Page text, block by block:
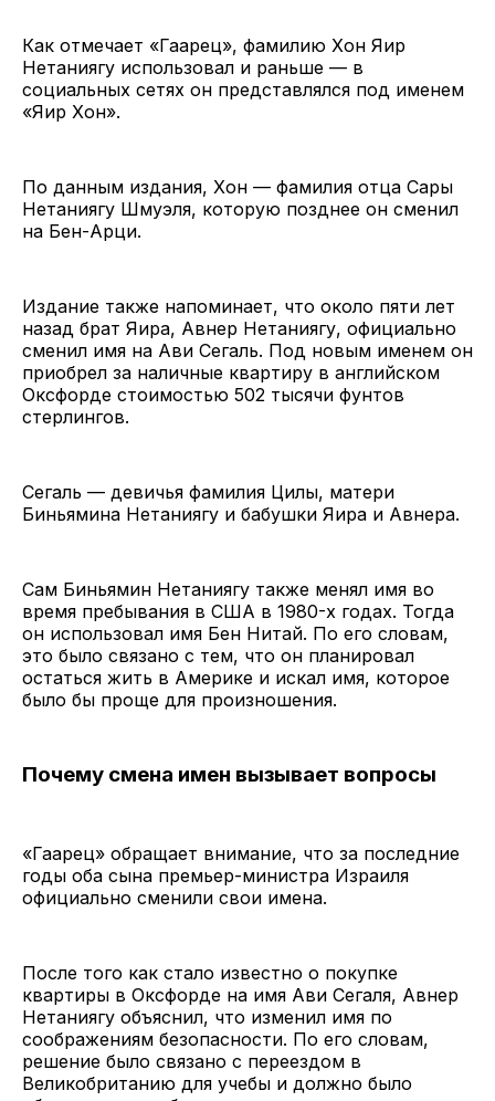
Как отмечает «Гаарец», фамилию Хон Яир
Нетаниягу использовал и раньше — в
социальных сетях он представлялся под именем
«Яир Хон».
По данным издания, Хон — фамилия отца Сары
Нетаниягу Шмуэля, которую позднее он сменил
на Бен-Арци.
Издание также напоминает, что около пяти лет
назад брат Яира, Авнер Нетаниягу, официально
сменил имя на Ави Сегаль. Под новым именем он
приобрел за наличные квартиру в английском
Оксфорде стоимостью 502 тысячи фунтов
стерлингов.
Сегаль — девичья фамилия Цилы, матери
Биньямина Нетаниягу и бабушки Яира и Авнера.
Сам Биньямин Нетаниягу также менял имя во
время пребывания в США в 1980-х годах. Тогда
он использовал имя Бен Нитай. По его словам,
это было связано с тем, что он планировал
остаться жить в Америке и искал имя, которое
было бы проще для произношения.
Почему смена имен вызывает вопросы
«Гаарец» обращает внимание, что за последние
годы оба сына премьер-министра Израиля
официально сменили свои имена.
После того как стало известно о покупке
квартиры в Оксфорде на имя Ави Сегаля, Авнер
Нетаниягу объяснил, что изменил имя по
соображениям безопасности. По его словам,
решение было связано с переездом в
Великобританию для учебы и должно было